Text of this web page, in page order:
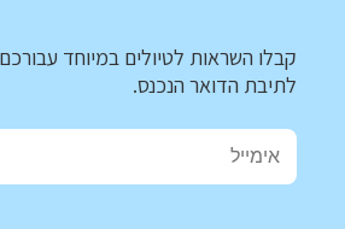
קבלו השראות לטיולים במיוחד
לתיבת הדואר הנכנס.